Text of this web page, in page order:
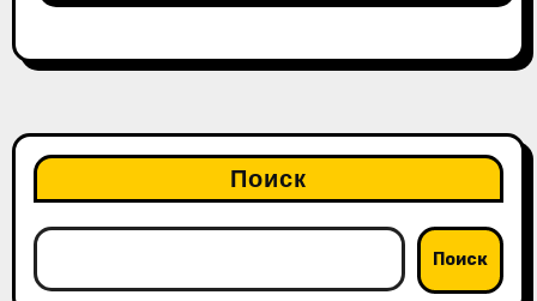
Поиск
Поиск